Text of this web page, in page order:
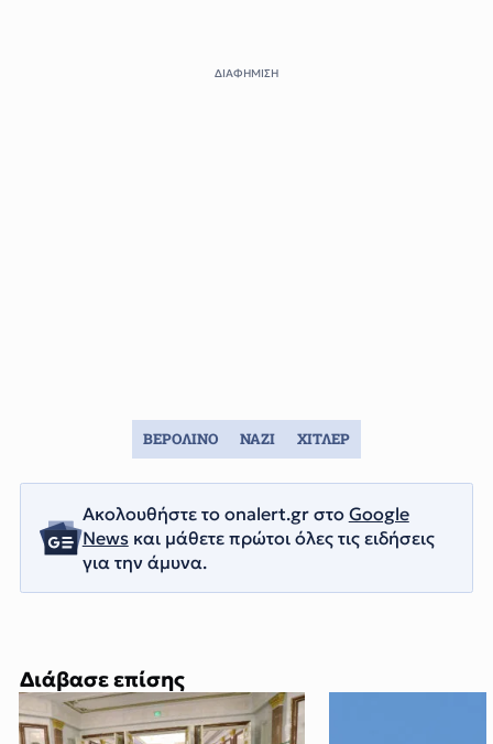
Διάβασε επίσης
ΔΙΑΦΗΜΙΣΗ
Ακολουθήστε το onalert.gr στο Google
Newsκαι μάθετε πρώτοι όλες τις ειδήσεις
για την άμυνα.
ΒΕΡΟΛΙΝΟ ΝΑΖΙ ΧΙΤΛΕΡ